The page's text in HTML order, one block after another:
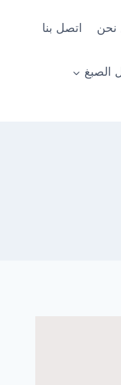
نحن اتصل بنا
الصبغ